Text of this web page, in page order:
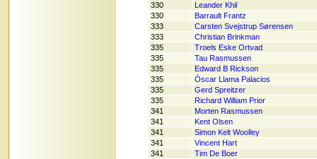
330
Leander Khil
330
Barrault Frantz
333
Carsten Svejstrup Sørensen
333
Christian Brinkman
335
Troels Eske Ortvad
335
Tau Rasmussen
335
Edward B Rickson
335
Óscar Llama Palacios
335
Gerd Spreitzer
335
Richard William Prior
341
Morten Rasmussen
341
Kent Olsen
341
Simon Kelt Woolley
341
Vincent Hart
341
Tim De Boer